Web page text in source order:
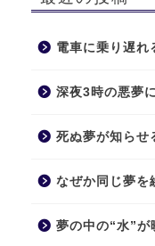
電車に乗り遅れ
深夜3時の悪夢
死ぬ夢が知らせ
なぜか同じ夢を
夢の中の“水”が